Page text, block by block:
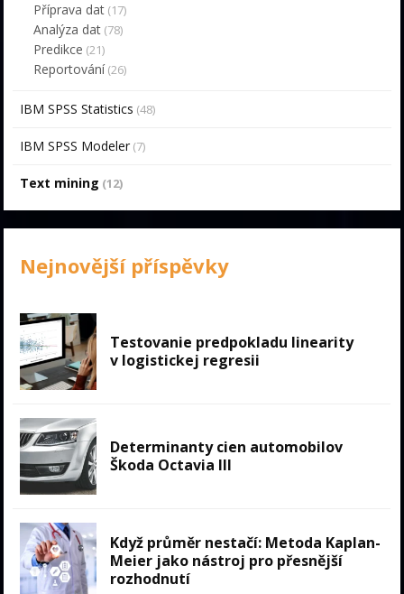
Příprava dat (17)
Analýza dat (78)
Predikce (21)
Reportování(26)
IBM SPSS Statistics (48)
IBM SPSS Modeler (7)
Text mining (12)
Nejnovější příspěvky
Testovanie predpokladu linearity
v logistickej regresii
Determinanty cien automobilov
Škoda Octavia III
Když průměr nestačí: Metoda Kaplan-
Meier jako nástroj pro přesnější
rozhodnutí